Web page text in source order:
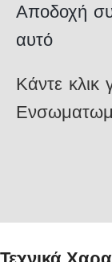
Αποδοχή
αυτό
Κάντε κλικ